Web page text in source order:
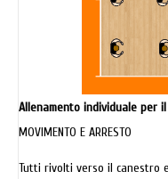
Allenamento individuale per
MOVIMENTO E ARRESTO
Tutti rivolti verso il canestro